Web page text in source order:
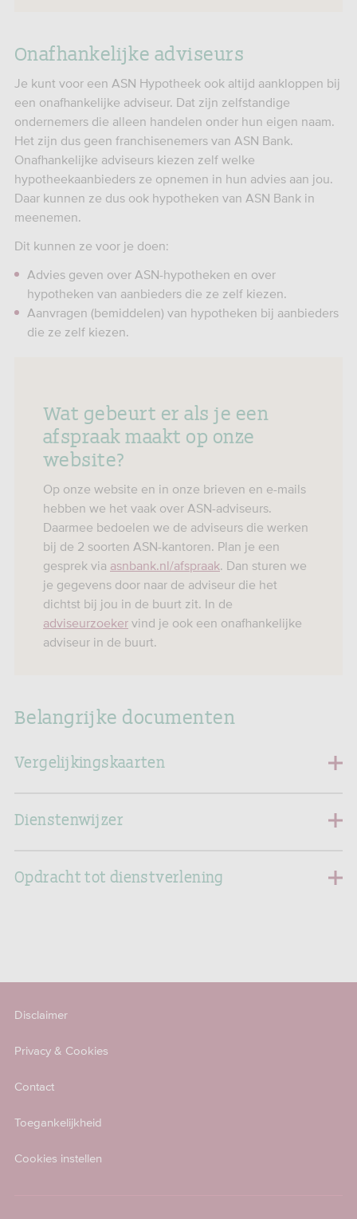
Onafhankelijke adviseurs
Je kunt voor een ASN Hypotheek ook altijd aankloppen bij
een onafhankelijke adviseur. Dat zijn zelfstandige
ondernemers die alleen handelen onder hun eigen naam.
Het zijn dus geen franchisenemers van ASN Bank.
Onafhankelijke adviseurs kiezen zelf welke
hypotheekaanbieders ze opnemen in hun advies aan jou.
Daar kunnen ze dus ook hypotheken van ASN Bank in
meenemen.
Dit kunnen ze voor je doen:
Advies geven over ASN-hypotheken en over
hypotheken van aanbieders die ze zelf kiezen.
Aanvragen (bemiddelen) van hypotheken bij aanbieders
die ze zelf kiezen.
Wat gebeurt er als je een
afspraak maakt op onze
website?
Op onze website en in onze brieven en e-mails
hebben we het vaak over ASN-adviseurs.
Daarmee bedoelen we de adviseurs die werken
bij de 2 soorten ASN-kantoren. Plan je een
gesprek via asnbank.nl/afspraak. Dan sturen we
je gegevens door naar de adviseur die het
dichtst bij jou in de buurt zit. In de
adviseurzoeker vind je ook een onafhankelijke
adviseur in de buurt.
Belangrijke documenten
Vergelijkingskaarten
Dienstenwijzer
Opdracht tot dienstverlening
Disclaimer
Privacy & Cookies
Contact
Toegankelijkheid
Cookies instellen